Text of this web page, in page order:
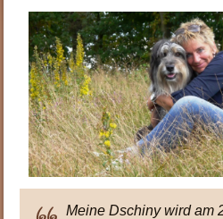
Meine Dschiny wird am